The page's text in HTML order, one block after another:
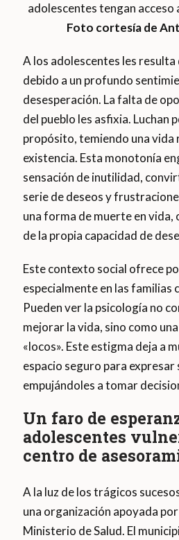
adolescentes tengan acceso
Foto cortesía de
A los adolescentes les
debido a un profundo
desesperación. La falta de
del pueblo les asfixia. Luchan
propósito, temiendo una vida
existencia. Esta monotonía
sensación de inutilidad,
serie de deseos y
una forma de muerte en vida,
de la propia capacidad de
Este contexto social ofrece
especialmente en las familias
Pueden ver la psicología no
mejorar la vida, sino como
«locos». Este estigma deja a
espacio seguro para expresar
empujándoles a tomar
Un faro de
adolescentes
centro de
A la luz de los trágicos
una organización apoyada
Ministerio de Salud. El